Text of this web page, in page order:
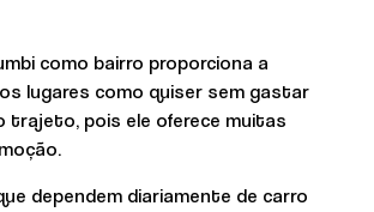
como bairro proporciona a
lugares como quiser sem gastar
trajeto, pois ele oferece muitas
dependem diariamente de carro